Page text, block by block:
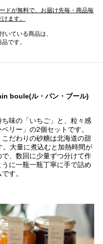
ドが無料で、お届け先毎・商品毎
ます。
いている商品は、
です。
boule(ル・パン・ブール)
味の「いちご」と、粒々感
リー」の2個セットです。
だわりの砂糖は北海道の甜
大量に煮込むと加熱時間が
、数回に少量ずつ分けて作
に一瓶一瓶丁寧に手で詰め
す。